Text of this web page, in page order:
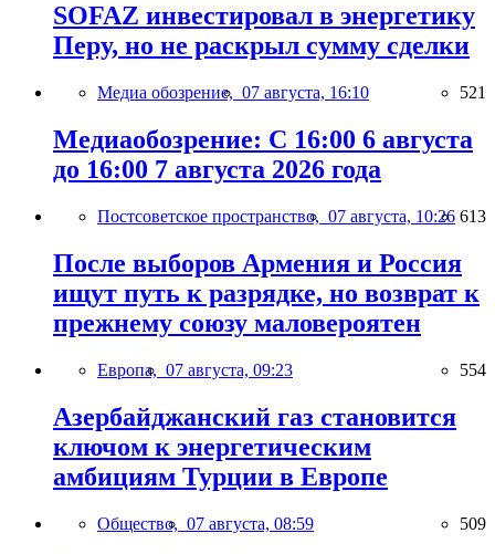
SOFAZ инвестировал в энергетику
Перу, но не раскрыл сумму сделки
Медиа обозрение, 07 августа, 16:10 521
Медиаобозрение: С 16:00 6 августа
до 16:00 7 августа 2026 года
Постсоветское пространство, 07 августа, 10:26 613
После выборов Армения и Россия
ищут путь к разрядке, но возврат к
прежнему союзу маловероятен
Европа, 07 августа, 09:23 554
Азербайджанский газ становится
ключом к энергетическим
амбициям Турции в Европе
Общество, 07 августа, 08:59 509